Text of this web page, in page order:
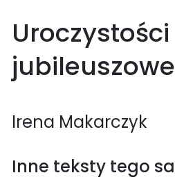
Uroczystości
jubileuszowe
Irena Makarczyk
Inne teksty tego